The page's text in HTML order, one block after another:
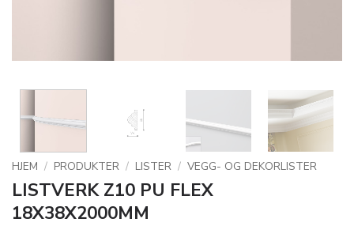
HJEM / PRODUKTER / LISTER / VEGG- OG DEKORLISTER
LISTVERK Z10 PU FLEX
18X38X2000MM